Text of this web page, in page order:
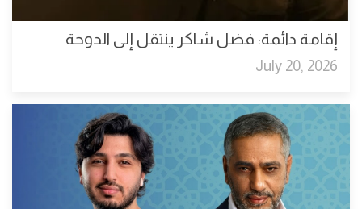
إقامة دائمة: فضل شاكر ينتقل إلى الدوحة
July 20, 2026